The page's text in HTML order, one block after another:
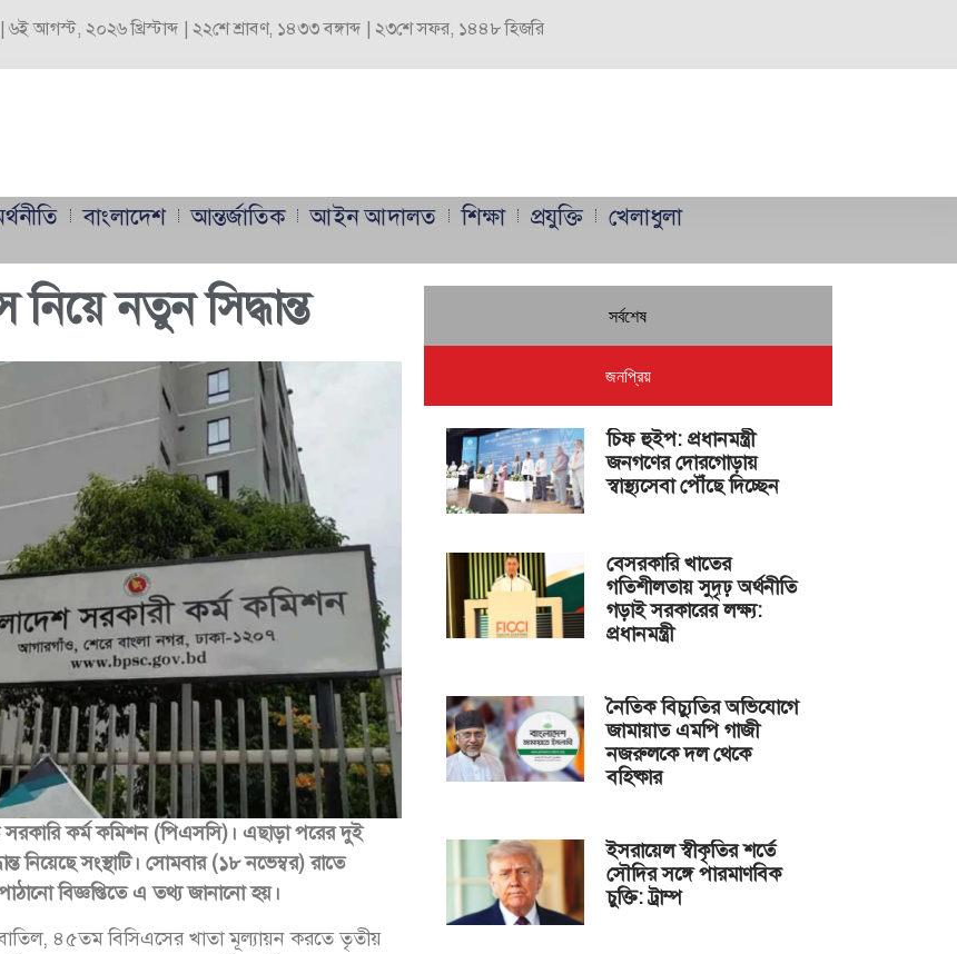
৬ই আগস্ট, ২০২৬ খ্রিস্টাব্দ | ২২শে শ্রাবণ, ১৪৩৩ বঙ্গাব্দ | ২৩শে সফর, ১৪৪৮ হিজরি
বাংলাদেশ আন্তর্জাতিক আইন আদালত শিক্ষা প্রযুক্তি খেলাধুলা
নতুন সিদ্ধান্ত
কর্ম কমিশন (পিএসসি)। এছাড়া পরের দুই
নিয়েছে সংস্থাটি। সোমবার (১৮ নভেম্বর) রাতে
বিজ্ঞপ্তিতে এ তথ্য জানানো হয়।
৪৫তম বিসিএসের খাতা মূল্যায়ন করতে তৃতীয়
সর্বশেষ
জনপ্রিয়
চিফ হুইপ: প্রধানমন্ত্রী
জনগণের দোরগোড়ায়
স্বাস্থ্যসেবা পৌঁছে দিচ্ছেন
বেসরকারি খাতের
গতিশীলতায় সুদৃঢ় অর্থনীতি
গড়াই সরকারের লক্ষ্য:
প্রধানমন্ত্রী
নৈতিক বিচ্যুতির অভিযোগে
জামায়াত এমপি গাজী
নজরুলকে দল থেকে
বহিষ্কার
ইসরায়েল স্বীকৃতির শর্তে
সৌদির সঙ্গে পারমাণবিক
চুক্তি: ট্রাম্প